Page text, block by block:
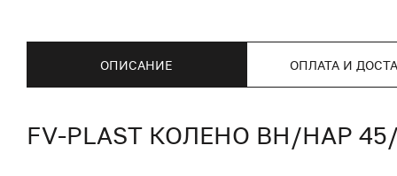
ОПИСАНИЕ ОПЛАТА И
FV-PLAST КОЛЕНО ВН/НАР